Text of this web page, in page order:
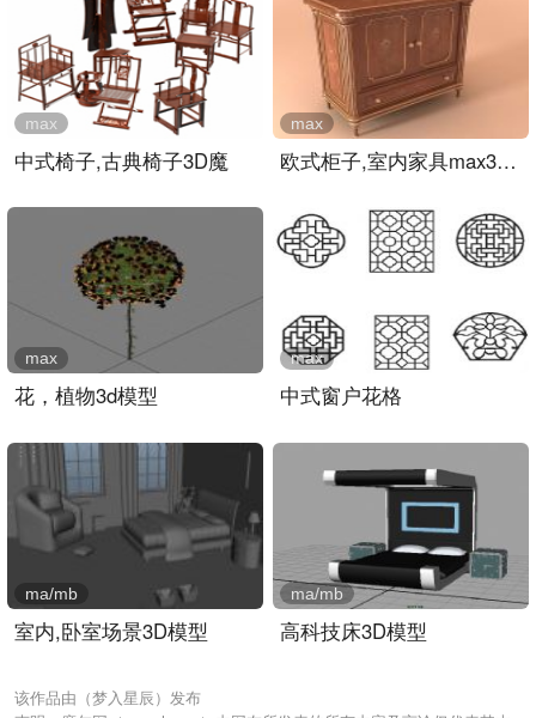
中式椅子,古典椅子3D魔
max
欧式柜子,室内家具max3d模..
max
花，植物3d模型
max
中式窗户花格
max
室内,卧室场景3D模型
ma/mb
高科技床3D模型
ma/mb
该作品由（梦入星辰）发布